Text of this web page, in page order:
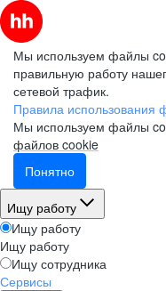
Мы используем файлы
правильную работу
сетевой трафик.
Правила использования
Мы используем файлы
файлов cookie
Понятно
Ищу работу
Ищу работу
Ищу работу
Ищу сотрудника
Сервисы